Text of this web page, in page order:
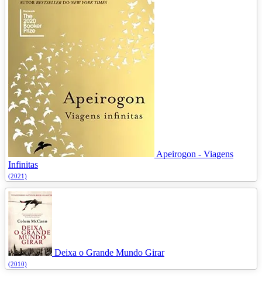
Apeirogon - Viagens
Infinitas
(2021)
Deixa o Grande Mundo Girar
(2010)